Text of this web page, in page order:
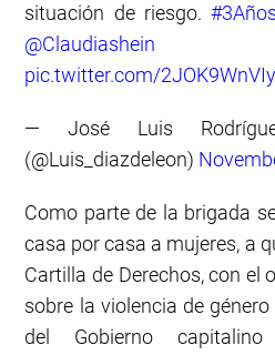
situación de riesgo.
@Claudiashein
pic.twitter.com/2JOK9WnVIy
— José Luis
(@Luis_diazdeleon)
Como parte de la brigada
casa por casa a mujeres, a
Cartilla de Derechos, con el
sobre la violencia de
del Gobierno